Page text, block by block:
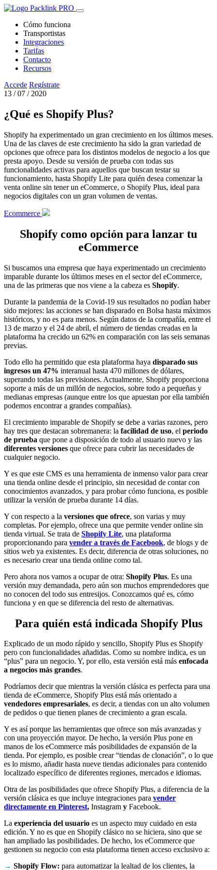
Cómo funciona
Transportistas
Integraciones
Tarifas
Contacto
Recursos
Accede Regístrate
13 / 07 / 2020
¿Qué es Shopify Plus?
Shopify ha experimentado un gran crecimiento en los últimos meses.
Una de las claves de este crecimiento ha sido la gran variedad de
opciones que ofrece para los distintos modelos de negocio a los que
presta apoyo. Desde su versión de prueba con todas sus
funcionalidades activas para aquellos que buscan testar su
funcionamiento, hasta Shopify Lite para quién desea comenzar la
venta online sin tener un eCommerce, o Shopify Plus, ideal para
negocios digitales con un gran volumen de ventas.
Ecommerce
Shopify como opción para lanzar tu
eCommerce
Si buscamos una empresa que haya experimentado un crecimiento
imparable durante los últimos meses en el sector del eCommerce,
una de las primeras que nos viene a la cabeza es Shopify.
Durante la pandemia de la Covid-19 sus resultados no podían haber
sido mejores: las acciones se han disparado en Bolsa hasta máximos
históricos, y no es para menos. Según datos de la compañía, entre el
13 de marzo y el 24 de abril, el número de tiendas creadas en la
plataforma ha crecido un 62% en comparación con las seis semanas
previas.
Todo ello ha permitido que esta plataforma haya disparado sus
ingresos un 47% interanual hasta 470 millones de dólares,
superando todas las previsiones. Actualmente, Shopify proporciona
soporte a más de un millón de negocios, sobre todo a pequeñas y
medianas empresas (aunque entre los que apuestan por ella también
podemos encontrar a grandes compañías).
El crecimiento imparable de Shopify se debe a varias razones, pero
hay tres que destacan sobremanera: la facilidad de uso, el periodo
de prueba que pone a disposición de todo al usuario nuevo y las
diferentes versiones que ofrece para cubrir las necesidades de
cualquier negocio.
Y es que este CMS es una herramienta de inmenso valor para crear
una tienda online desde el principio, sin necesidad de contar con
conocimientos avanzados, y para probar cómo funciona, es posible
utilizar la versión de prueba durante 14 días.
Y con respecto a la versiones que ofrece, son varias y muy
completas. Por ejemplo, ofrece una que permite vender online sin
tienda virtual. Se trata de Shopify Lite, una plataforma
proporcionando para vender a través de Facebook, de blogs y de
sitios web ya existentes. Es decir, diferencia de otras soluciones, no
es necesario crear una tienda online como tal.
Pero ahora nos vamos a ocupar de otra: Shopify Plus. Es una
versión muy demandada, pero aún son muchos emprendedores que
no conocen del todo sus entresijos. Conozcamos qué es, cómo
funciona y en que se diferencia del resto de alternativas.
Para quién está indicada Shopify Plus
Explicado de un modo rápido y sencillo, Shopify Plus es Shopify
pero con funcionalidades añadidas. Como su nombre indica, es un
“plus” para un negocio. Y, por ello, esta versión está más enfocada
a negocios más grandes.
Podríamos decir que mientras la versión clásica es perfecta para una
tienda de eCommerce, Shopify Plus está más orientado a
vendedores empresariales, es decir, a tiendas con un alto volumen
de pedidos o que tienen planes de crecimiento a gran escala.
Y es así porque las herramientas que ofrece son más avanzadas y
con una proyección mayor. De hecho, la versión Plus pone en
manos de los eCommerce más posibilidades de expansión de la
tienda. Por ejemplo, es posible crear “tiendas de clonación”, o lo que
es lo mismo, añadir hasta nueve tiendas adicionales para contenido
localizado específico de diferentes regiones, mercados e idiomas.
Otra de las posibilidades que ofrece Shopify Plus, a diferencia de la
versión clásica es que incluye integraciones para vender
directamente en Pinterest, Instagram y Facebook.
La experiencia del usuario es un aspecto muy cuidado en esta
edición. Y no es que en Shopify clásico no se hiciera, sino que se
han ampliado las posibilidades. De hecho, los eCommerce que
gestionen su negocio con esta plataforma tienen acceso exclusivo a:
→ Shopify Flow: para automatizar la lealtad de los clientes, la